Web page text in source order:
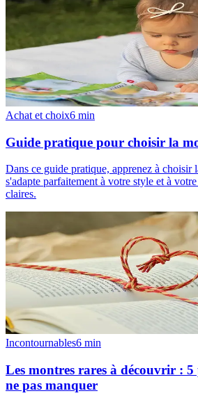
Achat et choix6 min
Guide pratique pour choisir la
Dans ce guide pratique, apprenez à choisir
s'adapte parfaitement à votre style et à
claires.
Incontournables6 min
Les montres rares à découvrir : 5
ne pas manquer